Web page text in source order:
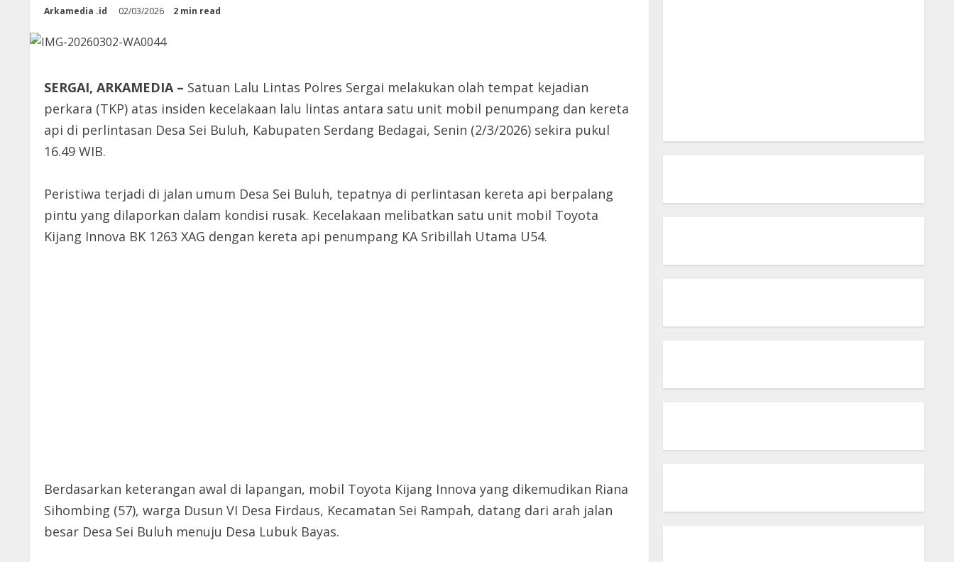
Arkamedia .id 02/03/2026 2 min read
SERGAI, ARKAMEDIA – Satuan Lalu Lintas Polres Sergai melakukan olah tempat kejadian
perkara (TKP) atas insiden kecelakaan lalu lintas antara satu unit mobil penumpang dan kereta
api di perlintasan Desa Sei Buluh, Kabupaten Serdang Bedagai, Senin (2/3/2026) sekira pukul
16.49 WIB.
Peristiwa terjadi di jalan umum Desa Sei Buluh, tepatnya di perlintasan kereta api berpalang
pintu yang dilaporkan dalam kondisi rusak. Kecelakaan melibatkan satu unit mobil Toyota
Kijang Innova BK 1263 XAG dengan kereta api penumpang KA Sribillah Utama U54.
Berdasarkan keterangan awal di lapangan, mobil Toyota Kijang Innova yang dikemudikan Riana
Sihombing (57), warga Dusun VI Desa Firdaus, Kecamatan Sei Rampah, datang dari arah jalan
besar Desa Sei Buluh menuju Desa Lubuk Bayas.